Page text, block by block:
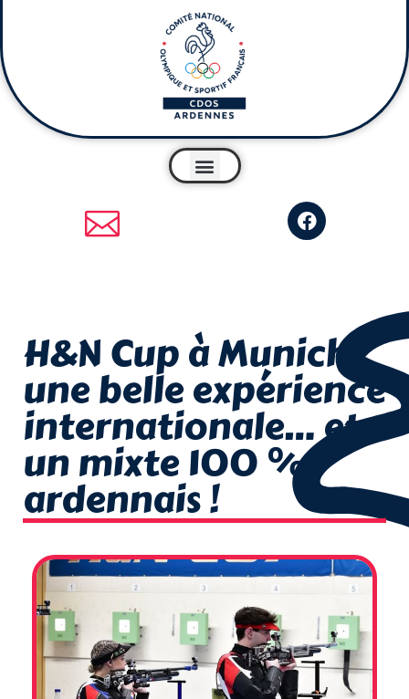
H&N Cup à Munich :
une belle expérience
internationale… et
un mixte 100 %
ardennais !